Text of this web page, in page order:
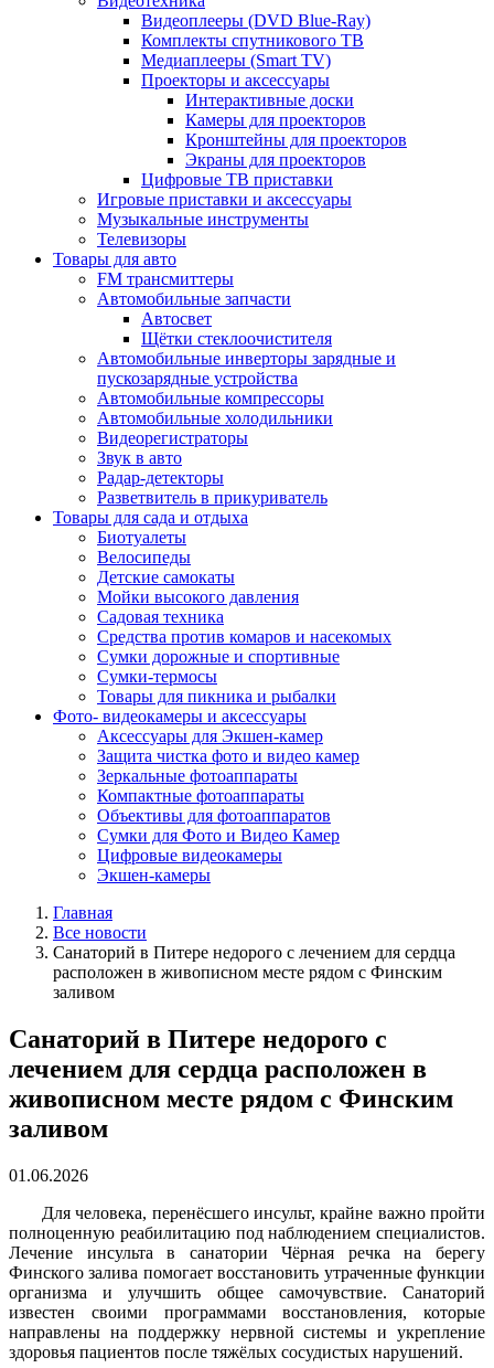
Видеоплееры (DVD Blue-Ray)
Комплекты спутникового ТВ
Медиаплееры (Smart TV)
Проекторы и аксессуары
Интерактивные доски
Камеры для проекторов
Кронштейны для проекторов
Экраны для проекторов
Цифровые ТВ приставки
Игровые приставки и аксессуары
Музыкальные инструменты
Телевизоры
Товары для авто
FM трансмиттеры
Автомобильные запчасти
Автосвет
Щётки стеклоочистителя
Автомобильные инверторы зарядные и
пускозарядные устройства
Автомобильные компрессоры
Автомобильные холодильники
Видеорегистраторы
Звук в авто
Радар-детекторы
Разветвитель в прикуриватель
Товары для сада и отдыха
Биотуалеты
Велосипеды
Детские самокаты
Мойки высокого давления
Садовая техника
Средства против комаров и насекомых
Сумки дорожные и спортивные
Сумки-термосы
Товары для пикника и рыбалки
Фото- видеокамеры и аксессуары
Аксессуары для Экшен-камер
Защита чистка фото и видео камер
Зеркальные фотоаппараты
Компактные фотоаппараты
Объективы для фотоаппаратов
Сумки для Фото и Видео Камер
Цифровые видеокамеры
Экшен-камеры
Главная
Все новости
Санаторий в Питере недорого с лечением для сердца
расположен в живописном месте рядом с Финским
заливом
Санаторий в Питере недорого с
лечением для сердца расположен в
живописном месте рядом с Финским
заливом
01.06.2026
Для человека, перенёсшего инсульт, крайне важно пройти
полноценную реабилитацию под наблюдением специалистов.
Лечение инсульта в санатории Чёрная речка на берегу
Финского залива помогает восстановить утраченные функции
организма и улучшить общее самочувствие. Санаторий
известен своими программами восстановления, которые
направлены на поддержку нервной системы и укрепление
здоровья пациентов после тяжёлых сосудистых нарушений.